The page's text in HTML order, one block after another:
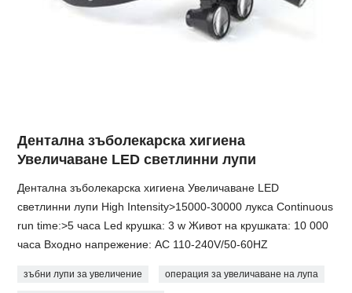
Дентална зъболекарска хигиена
Увеличаване LED светлинни лупи
Дентална зъболекарска хигиена Увеличаване LED
светлинни лупи High Intensity>15000-30000 лукса Continuous
run time:>5 часа Led крушка: 3 w Живот на крушката: 10 000
часа Входно напрежение: AC 110-240V/50-60HZ
зъбни лупи за увеличение операция за увеличаване на лупа